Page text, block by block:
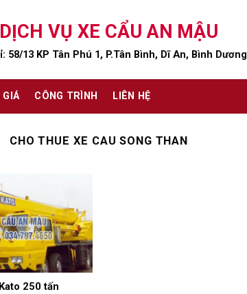
DỊCH VỤ XE CẨU AN MẬU
58/13 KP Tân Phú 1, P.Tân Bình, Dĩ An, Bình Dương
GIÁ CÔNG TRÌNH LIÊN HỆ
CHO THUE XE CAU SONG THAN
250 tấn